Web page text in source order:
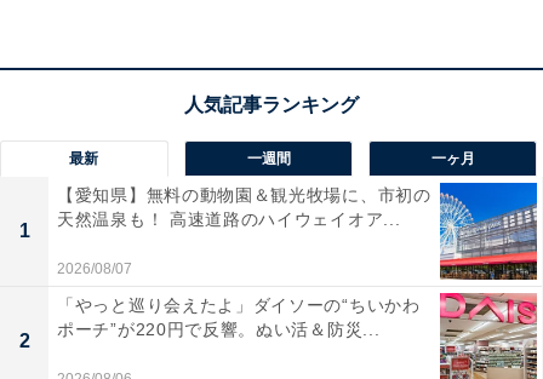
最新 一週間 一ヶ月
1
【愛知県】無料の動物園＆観光牧場に、市初の
天然温泉も！ 高速道路のハイウェイオア...
2026/08/07
2
「やっと巡り会えたよ」ダイソーの“ちいかわ
ポーチ”が220円で反響。ぬい活＆防災...